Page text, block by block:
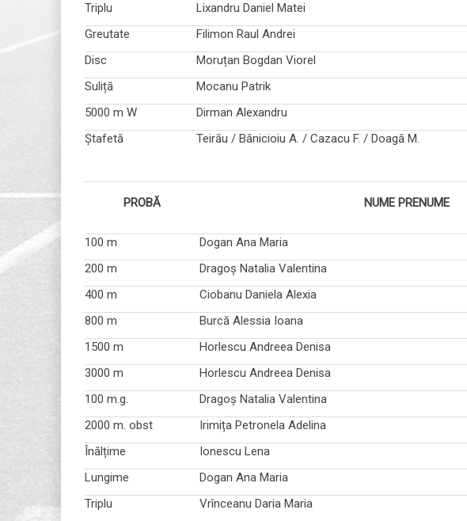
Triplu
Lixandru Daniel Matei
Greutate
Filimon Raul Andrei
Disc
Moruțan Bogdan Viorel
Suliță
Mocanu Patrik
5000 m W
Dirman Alexandru
Ștafetă
Teirău / Bănicioiu A. / Cazacu F. / Doagă M.
PROBĂ NUME PRENUME
100 m
Dogan Ana Maria
200 m
Dragoș Natalia Valentina
400 m
Ciobanu Daniela Alexia
800 m
Burcă Alessia Ioana
1500 m
Horlescu Andreea Denisa
3000 m
Horlescu Andreea Denisa
100 m.g.
Dragoș Natalia Valentina
2000 m. obst
Irimița Petronela Adelina
Înălțime
Ionescu Lena
Lungime
Dogan Ana Maria
Triplu
Vrînceanu Daria Maria